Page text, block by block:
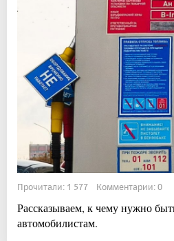
Прочитали: 1 577 Комментарии: 0
Рассказываем, к чему нужно
автомобилистам.